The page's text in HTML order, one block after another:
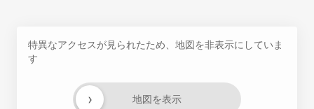
特異なアクセスが見られたため、地図を非表示にしていま
す
地図を表示
›